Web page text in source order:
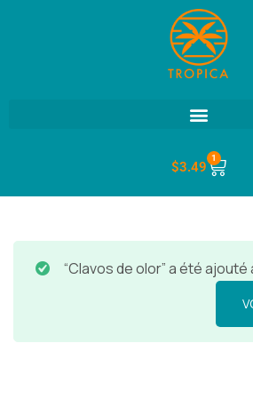
$3.49
1
“Clavos de olor” a été